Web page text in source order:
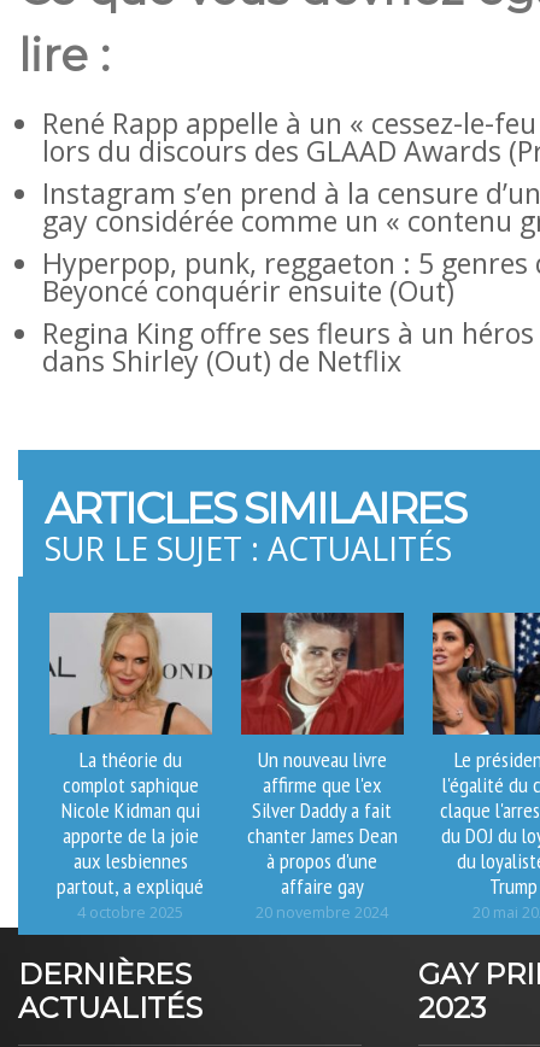
lire :
René Rapp appelle à un « cessez-le-
lors du discours des GLAAD Awards
Instagram s’en prend à la censure
gay considérée comme un « contenu
Hyperpop, punk, reggaeton : 5
Beyoncé conquérir ensuite (Out)
Regina King offre ses fleurs à un
dans Shirley (Out) de Netflix
ARTICLES SIMILAIRES
SUR LE SUJET : ACTUALITÉS
La théorie du
complot saphique
Nicole Kidman qui
apporte de la joie
aux lesbiennes
partout, a expliqué
4 octobre 2025
Un nouveau livre
affirme que l'ex
Silver Daddy a fait
chanter James Dean
à propos d'une
affaire gay
20 novembre 2024
Le
l'égalité du
claque
du DOJ du
du
Trump
20 mai
DERNIÈRES
ACTUALITÉS
GAY
2023